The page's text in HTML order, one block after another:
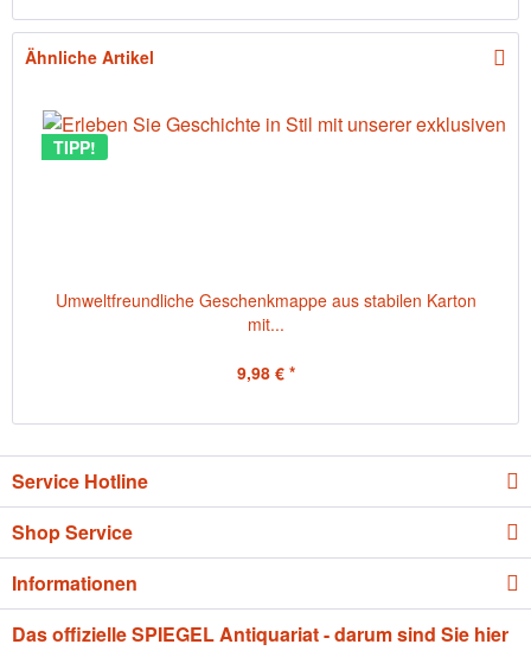
Ähnliche Artikel
TIPP!
Umweltfreundliche Geschenkmappe aus stabilen Karton
mit...
9,98 € *
Service Hotline
Shop Service
Informationen
Das offizielle SPIEGEL Antiquariat - darum sind Sie hier